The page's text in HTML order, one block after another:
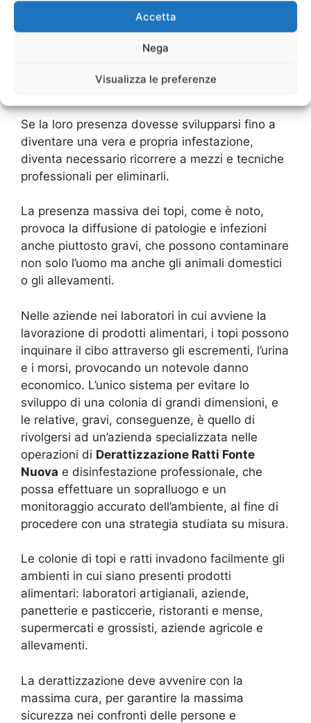
Accetta
Nega
Visualizza le preferenze
Ratti e topi sono presenti normalmente non solo
nelle campagne ma anche in tutti i luoghi
abitati, e la loro presenza è molto più
abbondante e diffusa di quanto si possa
Se la loro presenza dovesse svilupparsi fino a
diventare una vera e propria infestazione,
diventa necessario ricorrere a mezzi e tecniche
professionali per eliminarli.
La presenza massiva dei topi, come è noto,
provoca la diffusione di patologie e infezioni
anche piuttosto gravi, che possono contaminare
non solo l’uomo ma anche gli animali domestici
o gli allevamenti.
Nelle aziende nei laboratori in cui avviene la
lavorazione di prodotti alimentari, i topi possono
inquinare il cibo attraverso gli escrementi, l’urina
e i morsi, provocando un notevole danno
economico. L’unico sistema per evitare lo
sviluppo di una colonia di grandi dimensioni, e
le relative, gravi, conseguenze, è quello di
rivolgersi ad un’azienda specializzata nelle
operazioni di Derattizzazione Ratti Fonte
Nuova e disinfestazione professionale, che
possa effettuare un sopralluogo e un
monitoraggio accurato dell’ambiente, al fine di
procedere con una strategia studiata su misura.
Le colonie di topi e ratti invadono facilmente gli
ambienti in cui siano presenti prodotti
alimentari: laboratori artigianali, aziende,
panetterie e pasticcerie, ristoranti e mense,
supermercati e grossisti, aziende agricole e
allevamenti.
La derattizzazione deve avvenire con la
massima cura, per garantire la massima
sicurezza nei confronti delle persone e